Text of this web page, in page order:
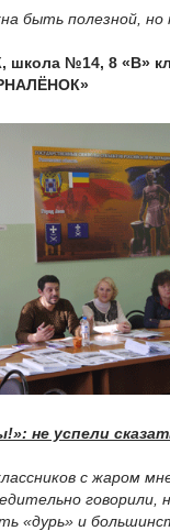
быть полезной, но
школа №14, 8 «В»
сказать
с жаром
говорили,
«дурь» и